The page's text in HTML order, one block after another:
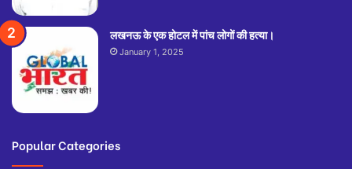
लखनऊ के एक होटल में पांच लोगों की हत्या।
January 1, 2025
Popular Categories